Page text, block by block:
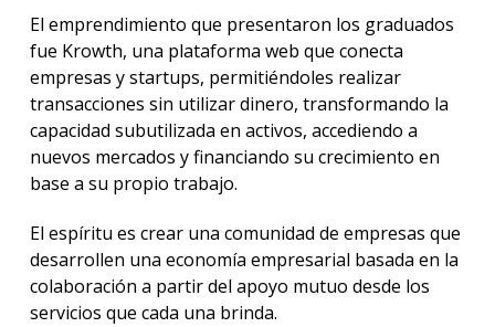
El emprendimiento que presentaron los graduados
fue Krowth, una plataforma web que conecta
empresas y startups, permitiéndoles realizar
transacciones sin utilizar dinero, transformando la
capacidad subutilizada en activos, accediendo a
nuevos mercados y financiando su crecimiento en
base a su propio trabajo.
El espíritu es crear una comunidad de empresas que
desarrollen una economía empresarial basada en la
colaboración a partir del apoyo mutuo desde los
servicios que cada una brinda.